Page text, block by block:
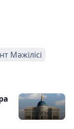
Мәжілісі